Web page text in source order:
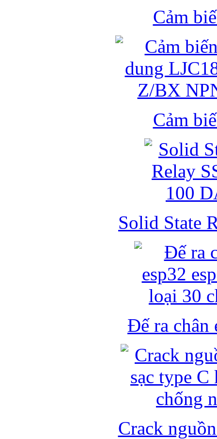
Cảm
Cảm
Solid State
Đế ra chân
Crack